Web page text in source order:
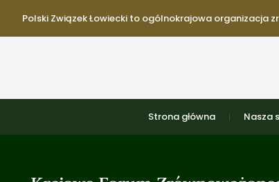
Polski Związek Łowiecki to ogólnokrajowa organizacja
Strona główna Nasza